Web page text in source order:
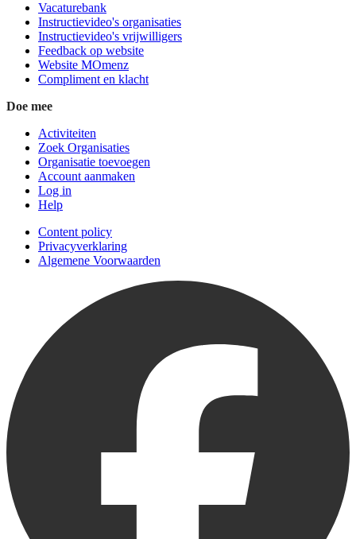
Vacaturebank
Instructievideo's organisaties
Instructievideo's vrijwilligers
Feedback op website
Website MOmenz
Compliment en klacht
Doe mee
Activiteiten
Zoek Organisaties
Organisatie toevoegen
Account aanmaken
Log in
Help
Content policy
Privacyverklaring
Algemene Voorwaarden